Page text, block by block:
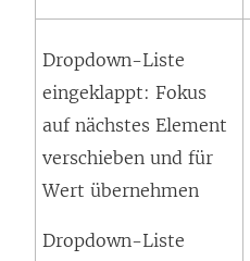
Dropdown-Liste
eingeklappt: Fokus
auf nächstes Element
verschieben und für
Wert übernehmen
Dropdown-Liste